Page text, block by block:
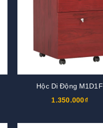
Hộc Di Động M1D1F
1.350.000₫